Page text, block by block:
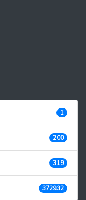
1
200
319
372932